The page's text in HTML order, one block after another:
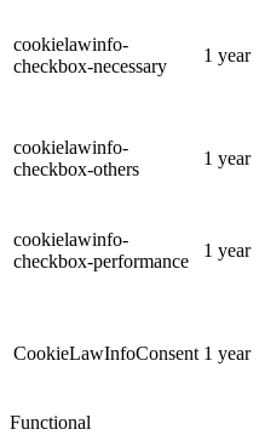
cookielawinfo-
checkbox-necessary
1 year
cookielawinfo-
checkbox-others
1 year
cookielawinfo-
checkbox-performance
1 year
CookieLawInfoConsent 1 year
Functional